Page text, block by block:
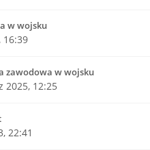
w wojsku
16:39
zawodowa w wojsku
2025, 12:25
22:41